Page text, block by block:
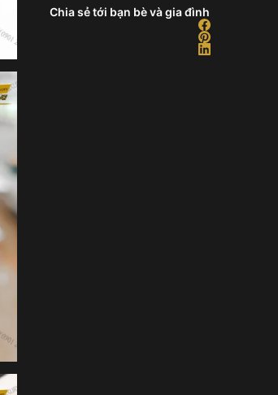
Chia sẻ tới bạn bè và gia đình